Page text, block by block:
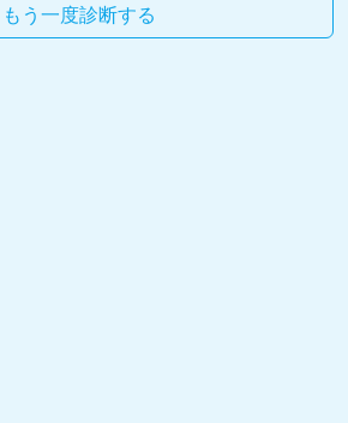
もう一度診断する